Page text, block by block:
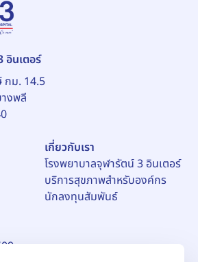
อินเตอร์
กม. 14.5
งพลี
เกี่ยวกับเรา
โรงพยาบาลจุฬารัตน์ 3 อินเตอร์
บริการสุขภาพสำหรับองค์กร
นักลงทุนสัมพันธ์